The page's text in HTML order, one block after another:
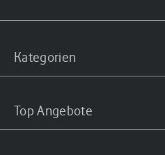
Kategorien
Top Angebote